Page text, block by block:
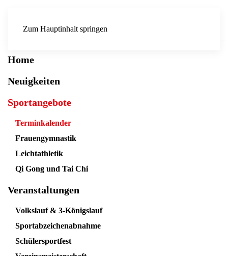
Zum Hauptinhalt springen
Home
Neuigkeiten
Sportangebote
Terminkalender
Frauengymnastik
Leichtathletik
Qi Gong und Tai Chi
Veranstaltungen
Volkslauf & 3-Königslauf
Sportabzeichenabnahme
Schülersportfest